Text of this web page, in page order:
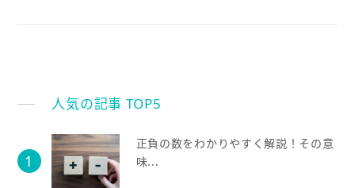
人気の記事 TOP5
正負の数をわかりやすく解説！その意
味...